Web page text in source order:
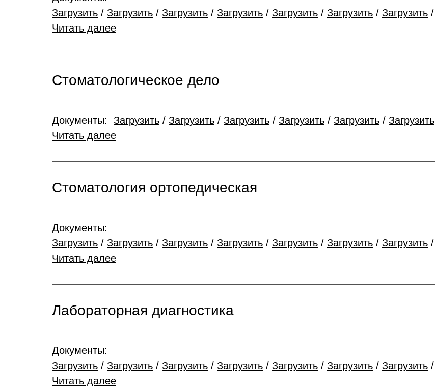
Загрузить / Загрузить / Загрузить / Загрузить / Загрузить / Загрузить / Загрузить /
Читать далее
Стоматологическое дело
Документы: Загрузить / Загрузить / Загрузить / Загрузить / Загрузить / Загрузить
Читать далее
Стоматология ортопедическая
Документы:
Загрузить / Загрузить / Загрузить / Загрузить / Загрузить / Загрузить / Загрузить /
Читать далее
Лабораторная диагностика
Документы:
Загрузить / Загрузить / Загрузить / Загрузить / Загрузить / Загрузить / Загрузить /
Читать далее